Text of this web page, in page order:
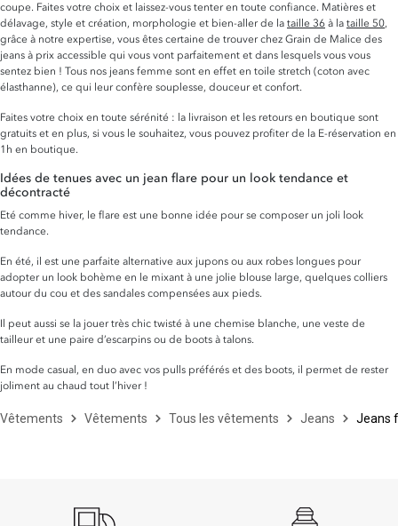
coupe. Faites votre choix et laissez-vous tenter en toute confiance. Matières et
délavage, style et création, morphologie et bien-aller de la taille 36 à la taille 50,
grâce à notre expertise, vous êtes certaine de trouver chez Grain de Malice des
jeans à prix accessible qui vous vont parfaitement et dans lesquels vous vous
sentez bien ! Tous nos jeans femme sont en effet en toile stretch (coton avec
élasthanne), ce qui leur confère souplesse, douceur et confort.
Faites votre choix en toute sérénité : la livraison et les retours en boutique sont
gratuits et en plus, si vous le souhaitez, vous pouvez profiter de la E-réservation en
1h en boutique.
Idées de tenues avec un jean flare pour un look tendance et
décontracté
Eté comme hiver, le flare est une bonne idée pour se composer un joli look
tendance.
En été, il est une parfaite alternative aux jupons ou aux robes longues pour
adopter un look bohème en le mixant à une jolie blouse large, quelques colliers
autour du cou et des sandales compensées aux pieds.
Il peut aussi se la jouer très chic twisté à une chemise blanche, une veste de
tailleur et une paire d’escarpins ou de boots à talons.
En mode casual, en duo avec vos pulls préférés et des boots, il permet de rester
joliment au chaud tout l’hiver !
Vêtements Vêtements Tous les vêtements Jeans Jeans